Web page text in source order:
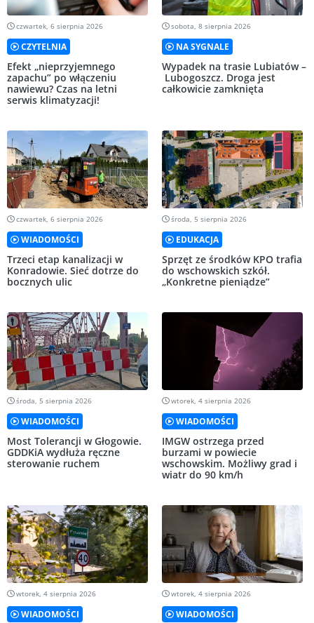
czwartek, 6 sierpnia 2026
CZYTELNIA
Efekt „nieprzyjemnego
zapachu” po włączeniu
nawiewu? Czas na letni
serwis klimatyzacji!
sobota, 8 sierpnia 2026
NA SYGNALE
Wypadek na trasie Lubiatów –
Lubogoszcz. Droga jest
całkowicie zamknięta
czwartek, 6 sierpnia 2026
WIADOMOŚCI
Trzeci etap kanalizacji w
Konradowie. Sieć dotrze do
bocznych ulic
środa, 5 sierpnia 2026
EDUKACJA
Sprzęt ze środków KPO trafia
do wschowskich szkół.
„Konkretne pieniądze”
środa, 5 sierpnia 2026
WIADOMOŚCI
Most Tolerancji w Głogowie.
GDDKiA wydłuża ręczne
sterowanie ruchem
wtorek, 4 sierpnia 2026
WIADOMOŚCI
IMGW ostrzega przed
burzami w powiecie
wschowskim. Możliwy grad i
wiatr do 90 km/h
wtorek, 4 sierpnia 2026
WIADOMOŚCI
wtorek, 4 sierpnia 2026
WIADOMOŚCI